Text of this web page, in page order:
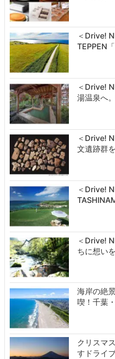
＜Drive!
TEPPEN
＜Drive!
湯温泉へ
＜Drive!
文遺跡群
＜Drive!
＜Drive!
ちに想い
海岸の絶
喫！千葉
クリスマ
すドライ